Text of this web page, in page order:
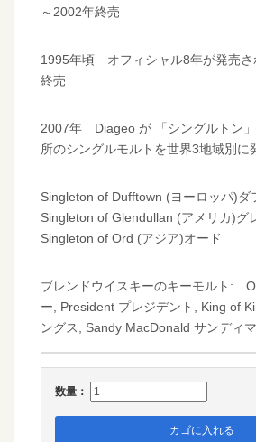
～2002年終売
1995年頃 オフィシャル8年が発売さ
終売
2007年 Diageo が 「シングルトン
所のシングルモルトを世界3地域別に
Singleton of Dufftown (ヨーロッパ)ダ
Singleton of Glendullan (アメリカ)グ
Singleton of Ord (アジア)オード
ブレンドウイスキーのキーモルト:
ー, President プレジデント, King of
ングス, Sandy MacDonald サンディ
数量：
カゴに入れる